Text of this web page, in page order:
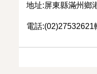
地址:屏東縣滿州鄉
電話:(02)27532621